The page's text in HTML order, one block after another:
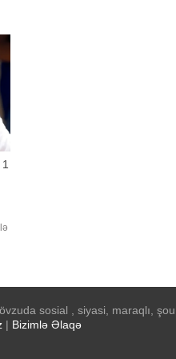
sosial , siyasi, maraqlı,
| Bizimlə Əlaqə